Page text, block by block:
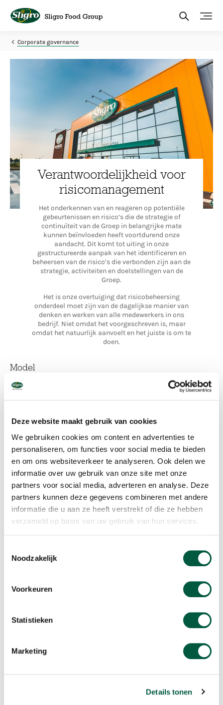
Deze website maakt gebruik van cookies
We gebruiken cookies om content en advertenties te
personaliseren, om functies voor social media te bieden
en om ons websiteverkeer te analyseren. Ook delen we
informatie over uw gebruik van onze site met onze
partners voor social media, adverteren en analyse. Deze
partners kunnen deze gegevens combineren met andere
informatie die u aan ze heeft verstrekt of die ze hebben
verzameld op basis van uw gebruik van hun services.
Noodzakelijk
Voorkeuren
Statistieken
Marketing
Details tonen
naar
inhoudCorporate governance
Verantwoordelijkheid voor
risicomanagement
Het onderkennen van en reageren op potentiële
gebeurtenissen en risico’s die de strategie of
continuïteit van de Groep in belangrijke mate
kunnen beïnvloeden heeft voortdurend onze
aandacht. Dit komt tot uiting in onze
gestructureerde aanpak van het identificeren en
beheersen van de risico’s die verbonden zijn aan de
strategie, activiteiten en doelstellingen van de
Groep.
Het is onze overtuiging dat risicobeheersing
onderdeel moet zijn van de dagelijkse manier van
denken en werken van alle medewerkers in ons
bedrijf. Niet omdat het voorgeschreven is, maar
omdat het natuurlijk aanvoelt en het juiste is om te
doen.
Model
De Directie (Executive Board) is eindverantwoordelijk voor ‘het in
risicomanagement. Zij wordt daarbij ondersteund door de
Corporate Information Security Officer, de Data & Privacy Officer
kansen en bedreigingen in de markten waarin wij opereren en de
impact daarvan op ons businessmodel en informeert de Raad
van Commissarissen ten behoeve van hun toezichthoudende rol.
Door zowel Risk & Control, het ESG-team, Interne Audit, de
Compliance Officer als de CISO wordt nauw samengewerkt met
ondersteunende afdelingen als Juridische zaken, IT, Financiën en
Programma- en procesmanagement.
Risicobeheersings- en controlesystemen
professionalisering van onze risicobeheersingsprocessen en ons
controlesysteem, passend bij de interne ambitie en de herziening
balans behouden tussen enerzijds het formaliseren van